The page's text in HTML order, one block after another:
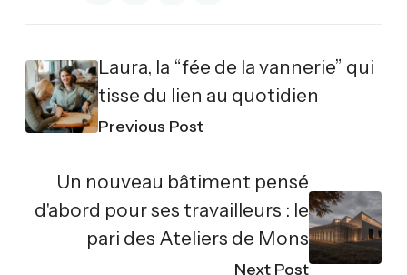
Laura, la “fée de la vannerie” qui
tisse du lien au quotidien
Previous Post
Un nouveau bâtiment pensé
d'abord pour ses travailleurs : le
pari des Ateliers de Mons
Next Post